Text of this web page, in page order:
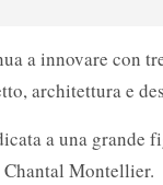
a innovare con
architettura e
a una
Montellier.